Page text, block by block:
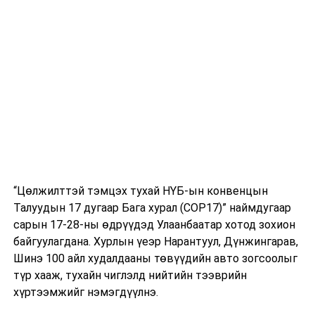
1. Дашдоржийн Золзаяа (Хиймэл оюун
ухаан болон их өгөгдлийн шинжилгээнд
суурилсан эрүүл мэндийн тусламж
үйлчилгээний чатбот хөгжүүлэлт)
2. Амгалангийн Солонго (Талимон
“Цөлжилттэй тэмцэх тухай НҮБ-ын конвенцын
Талуудын 17 дугаар Бага хурал (COP17)” наймдугаар
сарын 17-28-ны өдрүүдэд Улаанбаатар хотод зохион
байгуулагдана. Хурлын үеэр Нарантуул, Дүнжингарав,
Шинэ 100 айл худалдааны төвүүдийн авто зогсоолыг
түр хааж, тухайн чиглэлд нийтийн тээврийн
хүртээмжийг нэмэгдүүлнэ.